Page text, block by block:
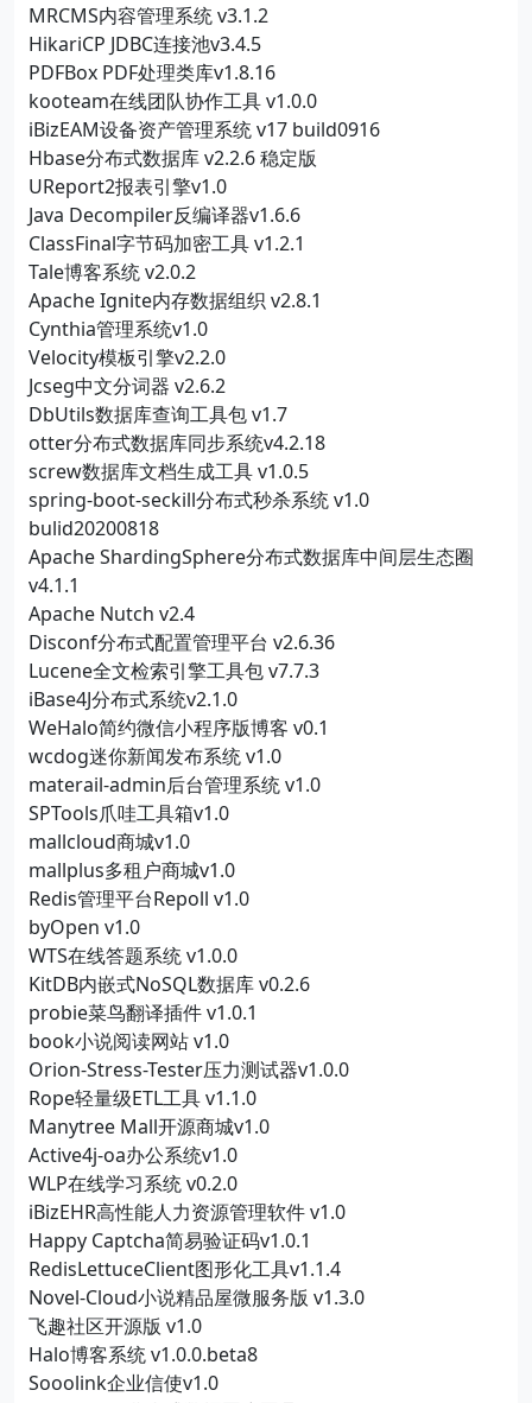
MRCMS内容管理系统 v3.1.2
HikariCP JDBC连接池v3.4.5
PDFBox PDF处理类库v1.8.16
kooteam在线团队协作工具 v1.0.0
iBizEAM设备资产管理系统 v17 build0916
Hbase分布式数据库 v2.2.6 稳定版
UReport2报表引擎v1.0
Java Decompiler反编译器v1.6.6
ClassFinal字节码加密工具 v1.2.1
Tale博客系统 v2.0.2
Apache Ignite内存数据组织 v2.8.1
Cynthia管理系统v1.0
Velocity模板引擎v2.2.0
Jcseg中文分词器 v2.6.2
DbUtils数据库查询工具包 v1.7
otter分布式数据库同步系统v4.2.18
screw数据库文档生成工具 v1.0.5
spring-boot-seckill分布式秒杀系统 v1.0
bulid20200818
Apache ShardingSphere分布式数据库中间层生态圈
v4.1.1
Apache Nutch v2.4
Disconf分布式配置管理平台 v2.6.36
Lucene全文检索引擎工具包 v7.7.3
iBase4J分布式系统v2.1.0
WeHalo简约微信小程序版博客 v0.1
wcdog迷你新闻发布系统 v1.0
materail-admin后台管理系统 v1.0
SPTools爪哇工具箱v1.0
mallcloud商城v1.0
mallplus多租户商城v1.0
Redis管理平台Repoll v1.0
byOpen v1.0
WTS在线答题系统 v1.0.0
KitDB内嵌式NoSQL数据库 v0.2.6
probie菜鸟翻译插件 v1.0.1
book小说阅读网站 v1.0
Orion-Stress-Tester压力测试器v1.0.0
Rope轻量级ETL工具 v1.1.0
Manytree Mall开源商城v1.0
Active4j-oa办公系统v1.0
WLP在线学习系统 v0.2.0
iBizEHR高性能人力资源管理软件 v1.0
Happy Captcha简易验证码v1.0.1
RedisLettuceClient图形化工具v1.1.4
Novel-Cloud小说精品屋微服务版 v1.3.0
飞趣社区开源版 v1.0
Halo博客系统 v1.0.0.beta8
Sooolink企业信使v1.0